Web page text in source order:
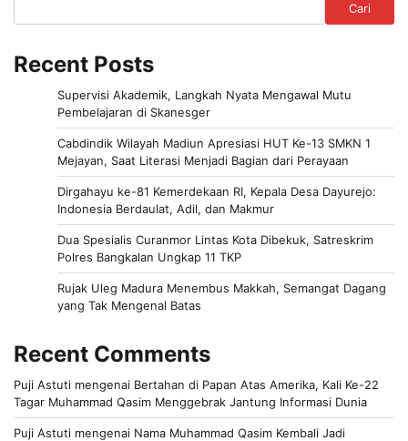
Cari
Recent Posts
Supervisi Akademik, Langkah Nyata Mengawal Mutu
Pembelajaran di Skanesger
Cabdindik Wilayah Madiun Apresiasi HUT Ke-13 SMKN 1
Mejayan, Saat Literasi Menjadi Bagian dari Perayaan
Dirgahayu ke-81 Kemerdekaan RI, Kepala Desa Dayurejo:
Indonesia Berdaulat, Adil, dan Makmur
Dua Spesialis Curanmor Lintas Kota Dibekuk, Satreskrim
Polres Bangkalan Ungkap 11 TKP
Rujak Uleg Madura Menembus Makkah, Semangat Dagang
yang Tak Mengenal Batas
Recent Comments
Puji Astuti mengenai Bertahan di Papan Atas Amerika, Kali Ke-22
Tagar Muhammad Qasim Menggebrak Jantung Informasi Dunia
Puji Astuti mengenai Nama Muhammad Qasim Kembali Jadi